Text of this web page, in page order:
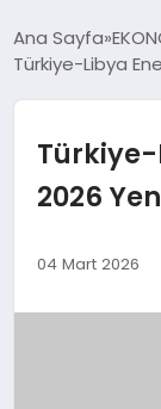
DÜNYA
EKONOMİ
Ana Sayfa
Türkiye-Libya
Türkiye-
2026
04 Mart 2026